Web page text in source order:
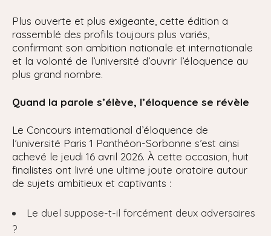
Plus ouverte et plus exigeante, cette édition a
rassemblé des profils toujours plus variés,
confirmant son ambition nationale et internationale
et la volonté de l’université d’ouvrir l’éloquence au
plus grand nombre.
Quand la parole s’élève, l’éloquence se révèle
Le Concours international d’éloquence de
l’université Paris 1 Panthéon-Sorbonne s’est ainsi
achevé le jeudi 16 avril 2026. À cette occasion, huit
finalistes ont livré une ultime joute oratoire autour
de sujets ambitieux et captivants :
Le duel suppose-t-il forcément deux adversaires
?